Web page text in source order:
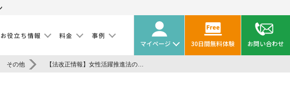
お役立ち情報 料金
事例
マイページ
30日間無料体験 お問い合わせ
その他 【法改正情報】女性活躍推進法の改正があります ～メリットしかない「えるぼし認定」をご存知ですか？ ～